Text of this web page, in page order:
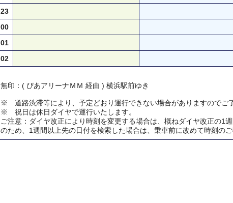
23
00
01
02
無印：( ぴあアリーナＭＭ 経由 ) 横浜駅前ゆき
※ 道路渋滞等により、予定どおり運行できない場合がありますのでご
※ 祝日は休日ダイヤで運行いたします。
ご注意：ダイヤ改正により時刻を変更する場合は、概ねダイヤ改正の1
のため、1週間以上先の日付を検索した場合は、乗車前に改めて時刻のご